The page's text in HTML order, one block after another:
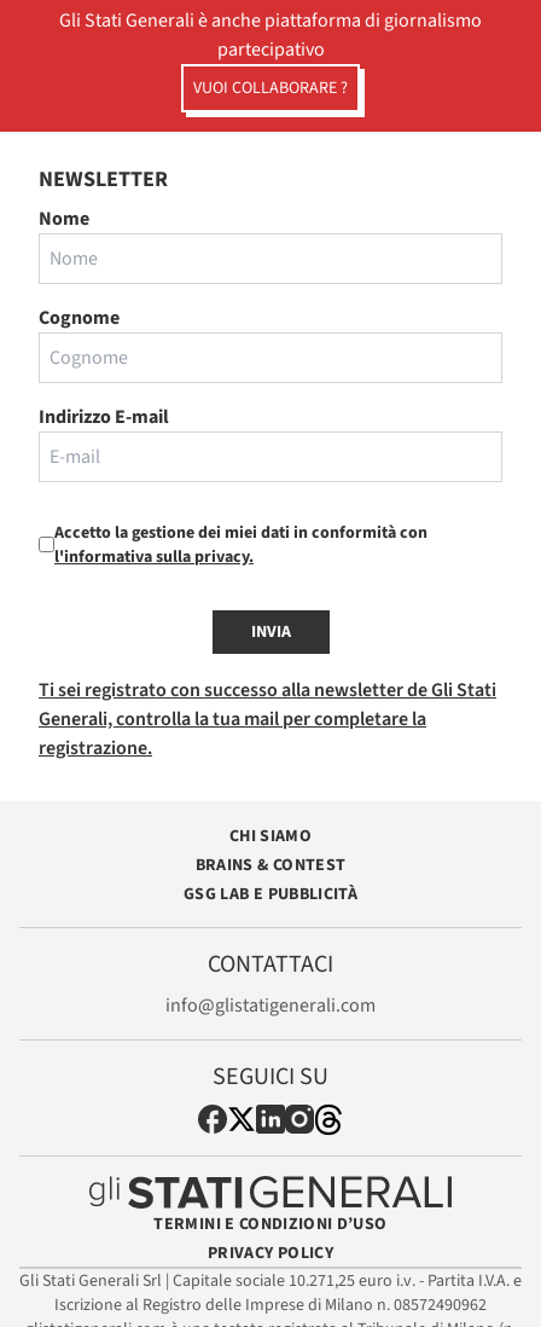
Gli Stati Generali è anche piattaforma di giornalismo
partecipativo
VUOI COLLABORARE ?
NEWSLETTER
Nome
Cognome
Indirizzo E-mail
Accetto la gestione dei miei dati in conformità con
l'informativa sulla privacy.
INVIA
Ti sei registrato con successo alla newsletter de Gli Stati
Generali, controlla la tua mail per completare la
registrazione.
CHI SIAMO
BRAINS & CONTEST
GSG LAB E PUBBLICITÀ
CONTATTACI
info@glistatigenerali.com
SEGUICI SU
TERMINI E CONDIZIONI D’USO
PRIVACY POLICY
Gli Stati Generali Srl | Capitale sociale 10.271,25 euro i.v. - Partita I.V.A. e
Iscrizione al Registro delle Imprese di Milano n. 08572490962